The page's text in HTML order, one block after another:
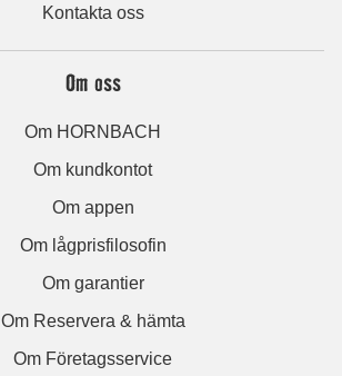
Kontakta oss
Om oss
Om HORNBACH
Om kundkontot
Om appen
Om lågprisfilosofin
Om garantier
Om Reservera & hämta
Om Företagsservice